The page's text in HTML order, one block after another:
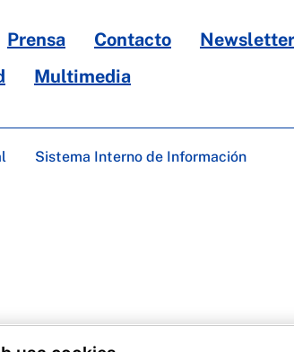
Prensa Contacto Newsletter
Multimedia
Sistema Interno de Información